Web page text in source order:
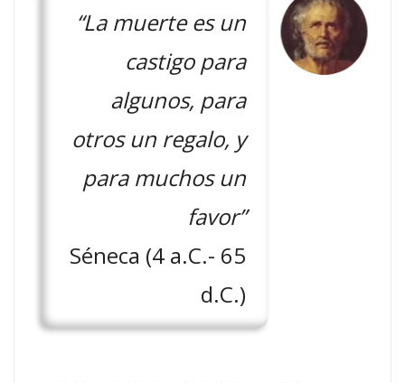
“La muerte es un
castigo para
algunos, para
otros un regalo, y
para muchos un
favor”
Séneca (4 a.C.- 65
d.C.)